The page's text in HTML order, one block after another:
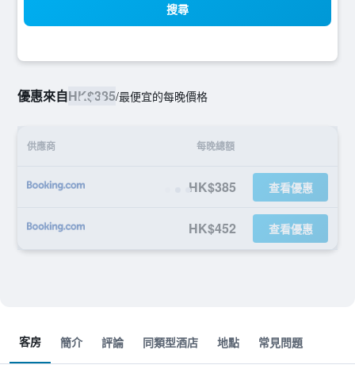
搜尋
優惠來自HK$385/最便宜的每晚價格
供應商 每晚總額
HK$385 查看優惠
HK$452 查看優惠
客房 簡介 評論 同類型酒店 地點 常見問題